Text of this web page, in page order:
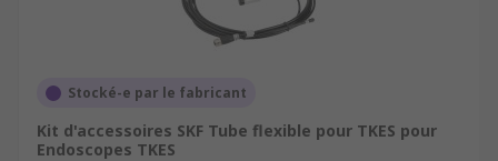
Stocké-e par le fabricant
Kit d'accessoires SKF Tube flexible pour TKES pour
Endoscopes TKES